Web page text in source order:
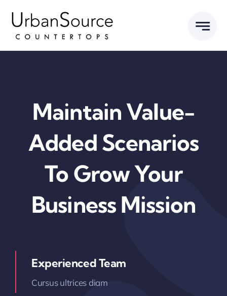
content
Maintain Value-
Added Scenarios
To Grow Your
Business Mission
Experienced Team
Cursus ultrices diam